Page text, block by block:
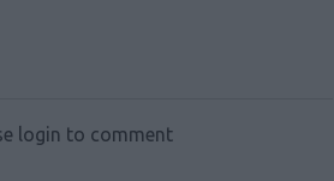
login to comment